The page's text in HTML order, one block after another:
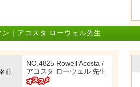
｜アコスタ ローウェル先生
前
NO.4825 Rowell Acosta /
アコスタ ローウェル 先生